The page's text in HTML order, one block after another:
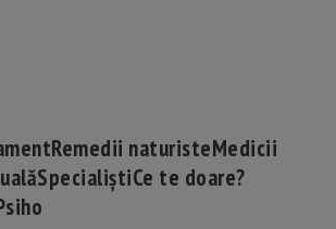
Remedii naturisteMedicii
SpecialiștiCe te doare?